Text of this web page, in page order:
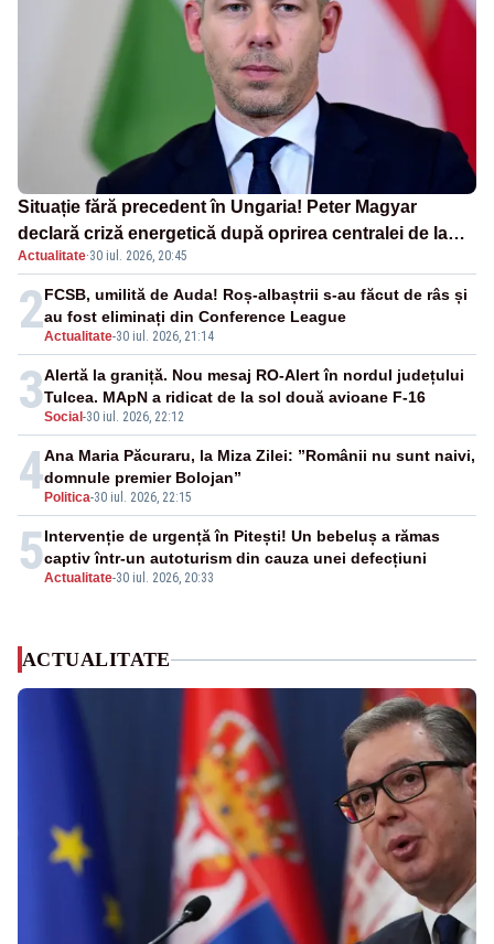
Situație fără precedent în Ungaria! Peter Magyar
declară criză energetică după oprirea centralei de la
Paks
Actualitate·30 iul. 2026, 20:45
2Actualitate-30 iul. 2026, 21:14
FCSB, umilită de Auda! Roș-albaștrii s-au făcut de râs și
au fost eliminați din Conference League
3Social -30 iul. 2026, 22:12
Alertă la graniță. Nou mesaj RO-Alert în nordul județului
Tulcea. MApN a ridicat de la sol două avioane F-16
4 Politica-30 iul. 2026, 22:15
Ana Maria Păcuraru, la Miza Zilei: ”Românii nu sunt naivi,
domnule premier Bolojan”
5Actualitate-30 iul. 2026, 20:33
Intervenție de urgență în Pitești! Un bebeluș a rămas
captiv într-un autoturism din cauza unei defecțiuni
ACTUALITATE